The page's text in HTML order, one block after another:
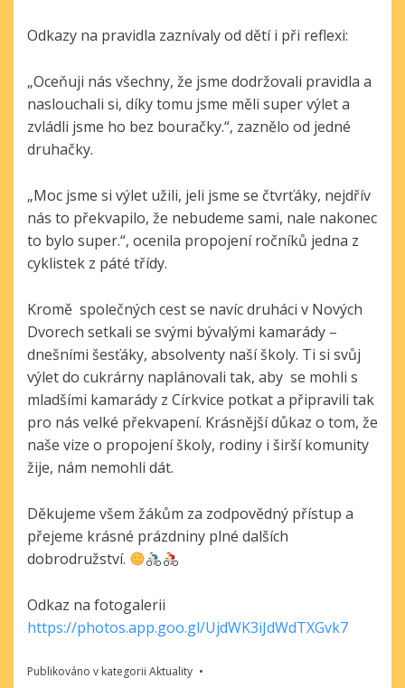
Odkazy na pravidla zaznívaly od dětí i při reflexi:
„Oceňuji nás všechny, že jsme dodržovali pravidla a
naslouchali si, díky tomu jsme měli super výlet a
zvládli jsme ho bez bouračky.“, zaznělo od jedné
druhačky.
„Moc jsme si výlet užili, jeli jsme se čtvrťáky, nejdřív
nás to překvapilo, že nebudeme sami, nale nakonec
to bylo super.“, ocenila propojení ročníků jedna z
cyklistek z páté třídy.
Kromě společných cest se navíc druháci v Nových
Dvorech setkali se svými bývalými kamarády –
dnešními šesťáky, absolventy naší školy. Ti si svůj
výlet do cukrárny naplánovali tak, aby se mohli s
mladšími kamarády z Církvice potkat a připravili tak
pro nás velké překvapení. Krásnější důkaz o tom, že
naše vize o propojení školy, rodiny i širší komunity
žije, nám nemohli dát.
Děkujeme všem žákům za zodpovědný přístup a
přejeme krásné prázdniny plné dalších
dobrodružství.
Odkaz na fotogalerii
https://photos.app.goo.gl/UjdWK3iJdWdTXGvk7
Publikováno v kategorii Aktuality